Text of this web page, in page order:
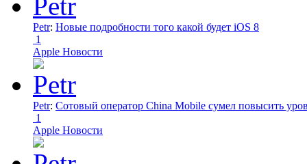
Petr: Новые подробности того какой будет iOS 8
1
Apple Новости
Petr: Сотовый оператор China Mobile сумел повысить
1
Apple Новости